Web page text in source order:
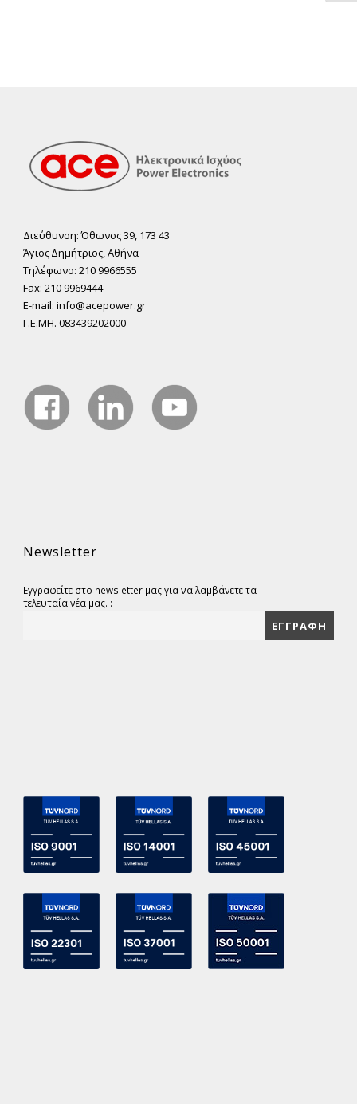
Διεύθυνση: Όθωνος 39, 173 43
Άγιος ∆ηµήτριος, Αθήνα
Τηλέφωνο: 210 9966555
Fax: 210 9969444
E-mail: info@acepower.gr
Γ.Ε.ΜΗ. 083439202000
Newsletter
Εγγραφείτε στο newsletter μας για να λαμβάνετε τα
τελευταία νέα μας. :